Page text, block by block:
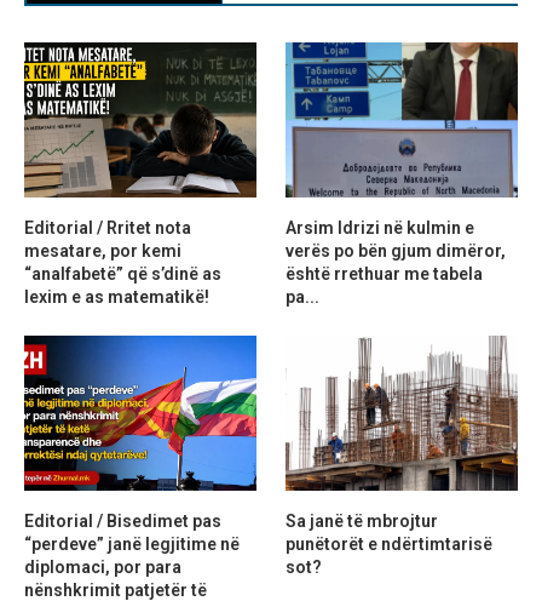
Editorial / Rritet nota
mesatare, por kemi
“analfabetë” që s’dinë as
lexim e as matematikë!
Arsim Idrizi në kulmin e
verës po bën gjum dimëror,
është rrethuar me tabela
pa...
Editorial / Bisedimet pas
“perdeve” janë legjitime në
diplomaci, por para
nënshkrimit patjetër të
Sa janë të mbrojtur
punëtorët e ndërtimtarisë
sot?